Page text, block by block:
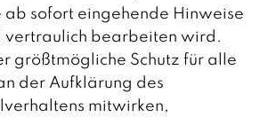
h
sofort eingehende Hinweise
vertraulich bearbeiten wird.
größtmögliche Schutz für alle
der Aufklärung des
mitwirken,